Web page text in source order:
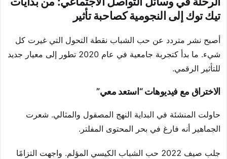
تيك توك إلى النجومية كصاحبة تأثير
أصبح نشر متردد عن حب الشباب نقطة التحول التي غيرت كل
شيء. ما بدأ كتجربة جامعية في عام 2020 تطور إلى معيار جديد
للتأثير الرقمي.
الاختراق مع فيديوهات “استعد معي”
حاولت المنشئة في البداية النهج المصقول والمثالي. شعرت
الجماهير أنه فارغ في بحر المحتوى المفلتر.
جلب صيف 2022 حب الشباب الكيسي المؤلم. واجهت التزامًا